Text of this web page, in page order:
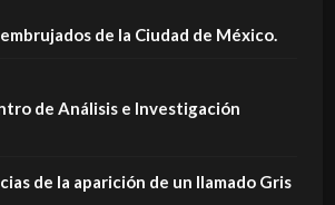
de la Ciudad de México.
de Análisis e Investigación
de la aparición de un llamado Gris